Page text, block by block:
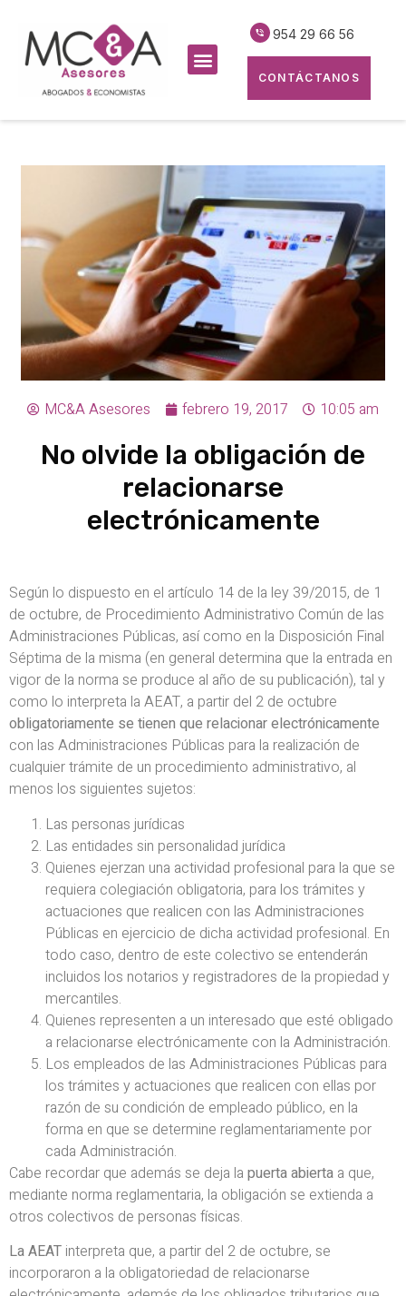
954 29 66 56
CONTÁCTANOS
MC&A Asesores febrero 19, 2017 10:05 am
No olvide la obligación de
relacionarse
electrónicamente
Según lo dispuesto en el artículo 14 de la ley 39/2015, de 1
de octubre, de Procedimiento Administrativo Común de las
Administraciones Públicas, así como en la Disposición Final
Séptima de la misma (en general determina que la entrada en
vigor de la norma se produce al año de su publicación), tal y
como lo interpreta la AEAT, a partir del 2 de octubre
obligatoriamente se tienen que relacionar electrónicamente
con las Administraciones Públicas para la realización de
cualquier trámite de un procedimiento administrativo, al
menos los siguientes sujetos:
Las personas jurídicas
Las entidades sin personalidad jurídica
Quienes ejerzan una actividad profesional para la que se
requiera colegiación obligatoria, para los trámites y
actuaciones que realicen con las Administraciones
Públicas en ejercicio de dicha actividad profesional. En
todo caso, dentro de este colectivo se entenderán
incluidos los notarios y registradores de la propiedad y
mercantiles.
Quienes representen a un interesado que esté obligado
a relacionarse electrónicamente con la Administración.
Los empleados de las Administraciones Públicas para
los trámites y actuaciones que realicen con ellas por
razón de su condición de empleado público, en la
forma en que se determine reglamentariamente por
cada Administración.
Cabe recordar que además se deja la puerta abierta a que,
mediante norma reglamentaria, la obligación se extienda a
otros colectivos de personas físicas.
La AEAT interpreta que, a partir del 2 de octubre, se
incorporaron a la obligatoriedad de relacionarse